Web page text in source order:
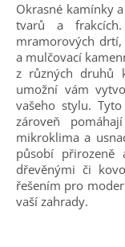
Okrasné kamínky
tvarů a
mramorových
a mulčovací
z různých druhů
umožní vám
vašeho stylu.
zároveň
mikroklima a
působí
dřevěnými či
řešením pro
vaší zahrady.